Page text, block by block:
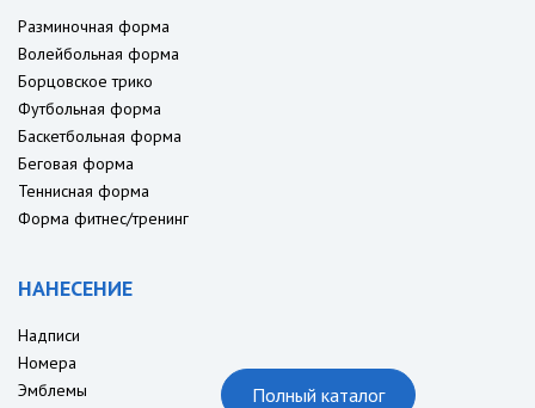
Разминочная форма
Волейбольная форма
Борцовское трико
Футбольная форма
Баскетбольная форма
Беговая форма
Теннисная форма
Форма фитнес/тренинг
НАНЕСЕНИЕ
Надписи
Номера
Эмблемы
Полный каталог